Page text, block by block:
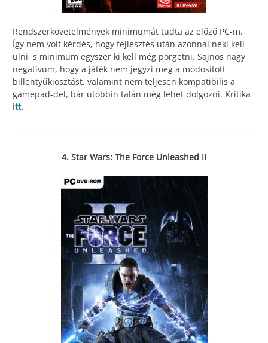
Rendszerkövetelmények minimumát tudta az előző PC-m.
Így nem volt kérdés, hogy fejlesztés után azonnal neki kell
ülni, s minimum egyszer ki kell még pörgetni. Sajnos nagy
negatívum, hogy a játék nem jegyzi meg a módosított
billentyűkiosztást, valamint nem teljesen kompatibilis a
gamepad-del, bár utóbbin talán még lehet dolgozni. Kritika
itt.
————————————————————————————–
4. Star Wars: The Force Unleashed II